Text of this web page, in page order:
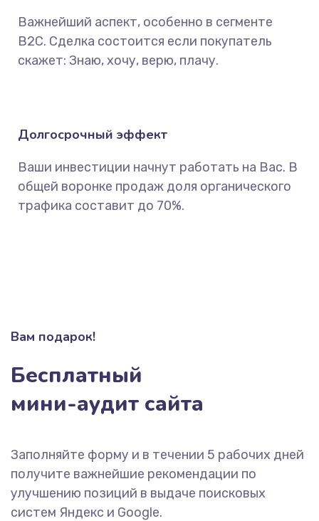
Важнейший аспект, особенно в сегменте
B2C. Сделка состоится если покупатель
скажет: Знаю, хочу, верю, плачу.
Долгосрочный эффект
Ваши инвестиции начнут работать на Вас. В
общей воронке продаж доля органического
трафика составит до 70%.
Вам подарок!
Бесплатный
мини-аудит сайта
Заполняйте форму и в течении 5 рабочих дней
получите важнейшие рекомендации по
улучшению позиций в выдаче поисковых
систем Яндекс и Google.